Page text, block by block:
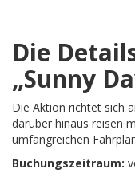
Die
„Sunny
Die Aktion richtet sich
darüber hinaus reisen
umfangreichen
Buchungszeitraum: